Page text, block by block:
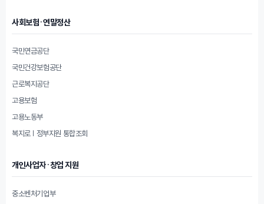
사회보험·연말정산
국민연금공단
국민건강보험공단
근로복지공단
고용보험
고용노동부
복지로 | 정부지원 통합조회
개인사업자·창업 지원
중소벤처기업부